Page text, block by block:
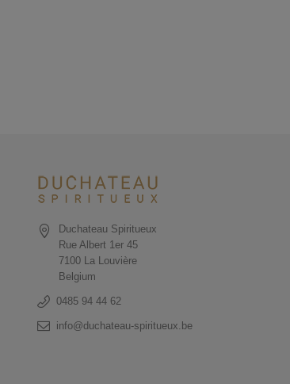
Duchateau Spiritueux
Rue Albert 1er 45
7100 La Louvière
Belgium
0485 94 44 62
info@duchateau-spiritueux.be